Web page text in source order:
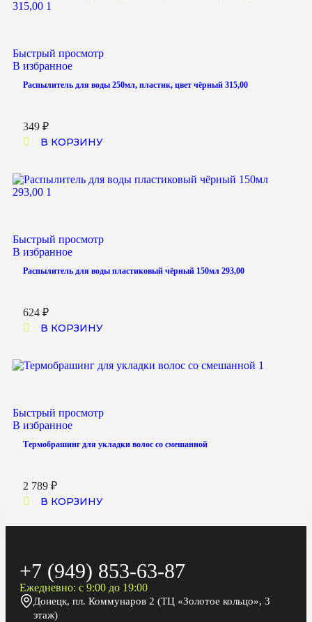
Быстрый просмотр
В избранное
Распылитель для воды 250мл, пластик, цвет чёрный 315,00
349 ₽
В КОРЗИНУ
Быстрый просмотр
В избранное
Распылитель для воды пластиковый чёрный 150мл 293,00
624 ₽
В КОРЗИНУ
Быстрый просмотр
В избранное
Термобрашинг для укладки волос со смешанной
2 789 ₽
В КОРЗИНУ
+7 (949) 853-63-87
Ежедневно: с 9:00 до 19:00
Донецк, пл. Коммунаров 2 (ТЦ «Золотое кольцо», 3
этаж)